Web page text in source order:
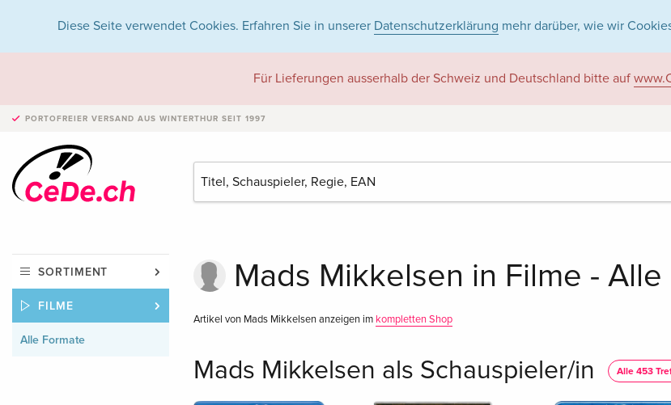
Diese Seite verwendet Cookies. Erfahren Sie in unserer Datenschutzerklärung mehr darüber, wie wir
Für Lieferungen ausserhalb der Schweiz und Deutschland bitte auf
PORTOFREIER VERSAND AUS WINTERTHUR SEIT 1997
SORTIMENT
FILME
Alle Formate
Mads Mikkelsen in Filme -
Artikel von Mads Mikkelsen anzeigen im kompletten Shop
Mads Mikkelsen als Schauspieler/in Alle 453